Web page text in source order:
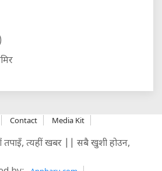
Contact Media Kit
त्यहीं खबर || सबै खुशी होउन,